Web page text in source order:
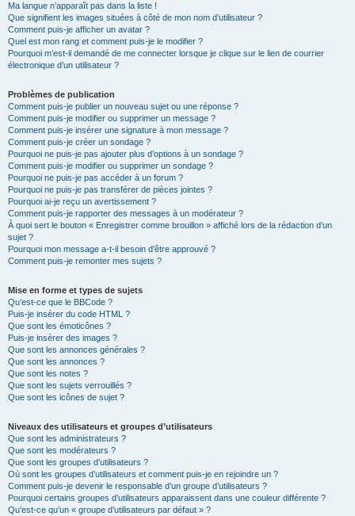
Ma langue n’apparaît pas dans la liste !
Que signifient les images situées à côté de mon nom d’utilisateur ?
Comment puis-je afficher un avatar ?
Quel est mon rang et comment puis-je le modifier ?
Pourquoi m’est-il demandé de me connecter lorsque je clique sur le lien de courrier
électronique d’un utilisateur ?
Problèmes de publication
Comment puis-je publier un nouveau sujet ou une réponse ?
Comment puis-je modifier ou supprimer un message ?
Comment puis-je insérer une signature à mon message ?
Comment puis-je créer un sondage ?
Pourquoi ne puis-je pas ajouter plus d’options à un sondage ?
Comment puis-je modifier ou supprimer un sondage ?
Pourquoi ne puis-je pas accéder à un forum ?
Pourquoi ne puis-je pas transférer de pièces jointes ?
Pourquoi ai-je reçu un avertissement ?
Comment puis-je rapporter des messages à un modérateur ?
À quoi sert le bouton « Enregistrer comme brouillon » affiché lors de la rédaction d’un
sujet ?
Pourquoi mon message a-t-il besoin d’être approuvé ?
Comment puis-je remonter mes sujets ?
Mise en forme et types de sujets
Qu’est-ce que le BBCode ?
Puis-je insérer du code HTML ?
Que sont les émoticônes ?
Puis-je insérer des images ?
Que sont les annonces générales ?
Que sont les annonces ?
Que sont les notes ?
Que sont les sujets verrouillés ?
Que sont les icônes de sujet ?
Niveaux des utilisateurs et groupes d’utilisateurs
Que sont les administrateurs ?
Que sont les modérateurs ?
Que sont les groupes d’utilisateurs ?
Où sont les groupes d’utilisateurs et comment puis-je en rejoindre un ?
Comment puis-je devenir le responsable d’un groupe d’utilisateurs ?
Pourquoi certains groupes d’utilisateurs apparaissent dans une couleur différente ?
Qu’est-ce qu’un « groupe d’utilisateurs par défaut » ?